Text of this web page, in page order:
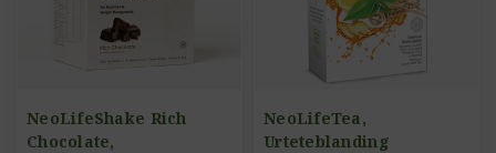
NeoLifeShake Rich
Chocolate,
NeoLifeTea,
Urteteblanding